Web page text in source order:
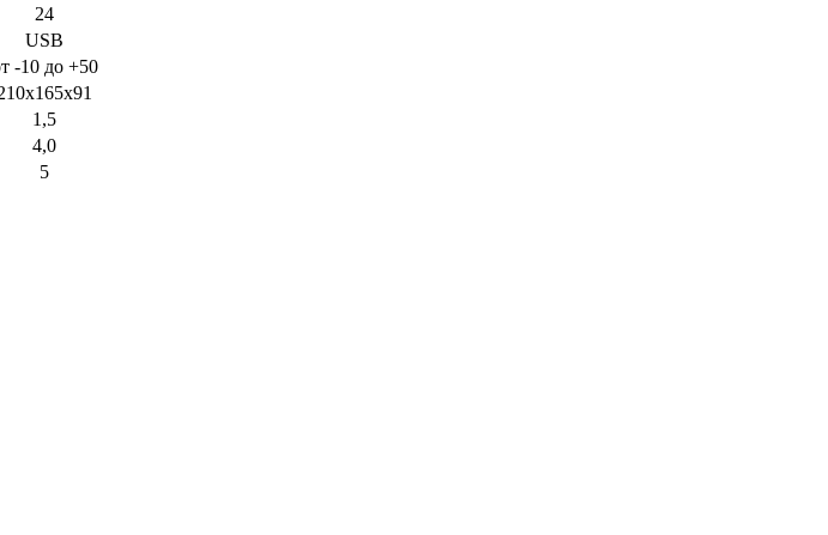
24
USB
-10 до +50
1,5
4,0
5